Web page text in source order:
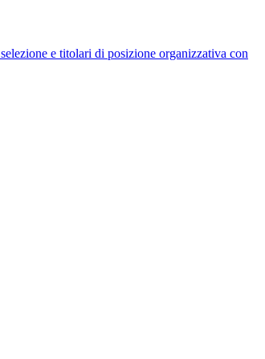
e titolari di posizione organizzativa con